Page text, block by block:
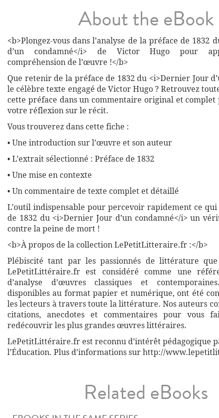
About the eBook
<b>Plongez-vous dans l’analyse de la préface de 1832
d’un condamné</i> de Victor Hugo pour
compréhension de l’œuvre !</b>
Que retenir de la préface de 1832 du <i>Dernier Jour
le célèbre texte engagé de Victor Hugo ? Retrouvez
cette préface dans un commentaire original et
votre réflexion sur le récit.
Vous trouverez dans cette fiche :
• Une introduction sur l’œuvre et son auteur
• L’extrait sélectionné : Préface de 1832
• Une mise en contexte
• Un commentaire de texte complet et détaillé
L’outil indispensable pour percevoir rapidement ce
de 1832 du <i>Dernier Jour d’un condamné</i> un
contre la peine de mort !
<b>À propos de la collection LePetitLitteraire.fr :</b>
Plébiscité tant par les passionnés de littérature
LePetitLittéraire.fr est considéré comme une
d’analyse d’œuvres classiques et
disponibles au format papier et numérique, ont été
les lecteurs à travers toute la littérature. Nos auteurs
citations, anecdotes et commentaires pour vous
redécouvrir les plus grandes œuvres littéraires.
LePetitLittéraire.fr est reconnu d’intérêt pédagogique
l’Éducation. Plus d’informations sur http://
Related eBooks